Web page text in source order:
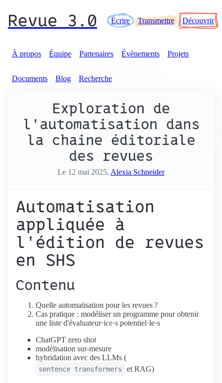
Revue 3.0 Écrire Transmettre Découvrir
À propos Équipe Partenaires Évènements Projets
Documents Blog Recherche
Exploration de
l'automatisation dans
la chaine éditoriale
des revues
Le 12 mai 2025, Alexia Schneider
Automatisation
appliquée à
l'édition de revues
en SHS
Contenu
Quelle automatisation pour les revues ?
Cas pratique : modéliser un programme pour obtenir
une liste d'évaluateur·ice·s potentiel·le·s
ChatGPT zero shot
modèlisation sur-mesure
hybridation avec des LLMs (
sentence transformers et RAG)